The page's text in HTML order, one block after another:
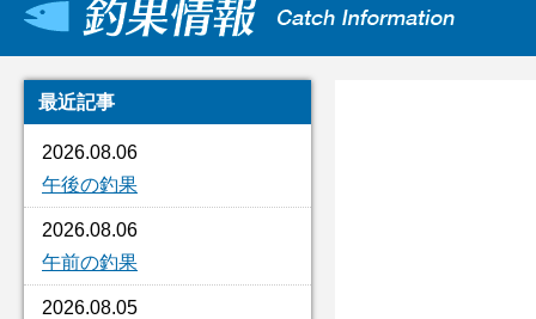
最近記事
2026.08.06
午後の釣果
2026.08.06
午前の釣果
2026.08.05